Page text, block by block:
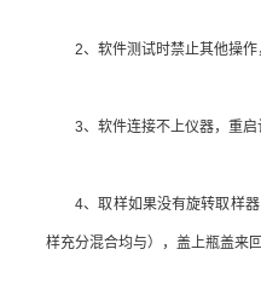
2、软件测试时禁止其他操作
3、软件连接不上仪器，重启
4、取样如果没有旋转取样器
样充分混合均与），盖上瓶盖来